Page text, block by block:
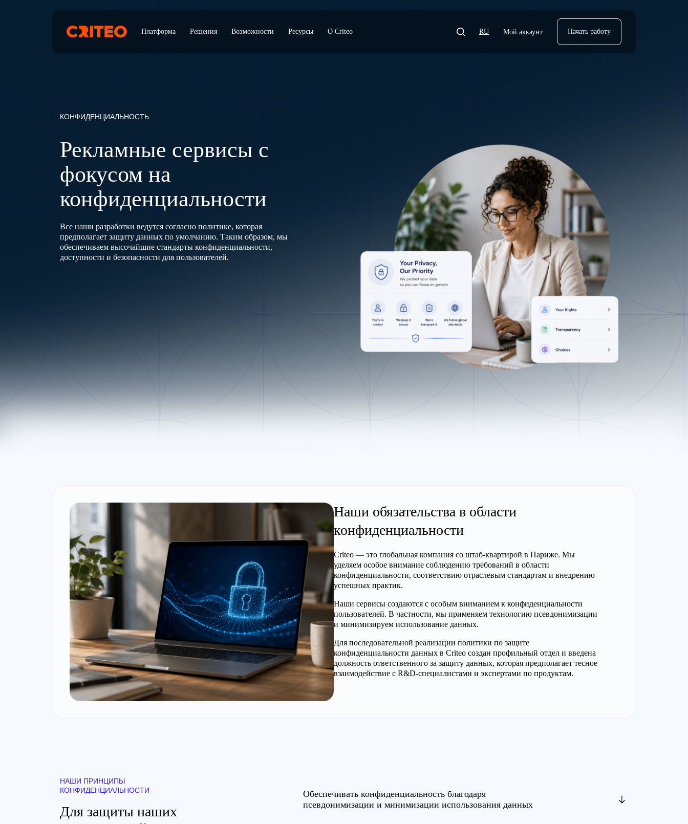
Платформа Решения Возможности Ресурсы О Criteo RU Мой аккаунт Начать работу
КОНФИДЕНЦИАЛЬНОСТЬ
Рекламные сервисы с
фокусом на
конфиденциальности
Все наши разработки ведутся согласно политике, которая
предполагает защиту данных по умолчанию. Таким образом, мы
обеспечиваем высочайшие стандарты конфиденциальности,
доступности и безопасности для пользователей.
Наши обязательства в области
конфиденциальности
Criteo — это глобальная компания со штаб-квартирой в Париже. Мы
уделяем особое внимание соблюдению требований в области
конфиденциальности, соответствию отраслевым стандартам и внедрению
успешных практик.
Наши сервисы создаются с особым вниманием к конфиденциальности
пользователей. В частности, мы применяем технологию псевдонимизации
и минимизируем использование данных.
Для последовательной реализации политики по защите
конфиденциальности данных в Criteo создан профильный отдел и введена
должность ответственного за защиту данных, которая предполагает тесное
взаимодействие с R&D-специалистами и экспертами по продуктам.
НАШИ ПРИНЦИПЫ
КОНФИДЕНЦИАЛЬНОСТИ
Для защиты наших
Обеспечивать конфиденциальность благодаря
псевдонимизации и минимизации использования данных